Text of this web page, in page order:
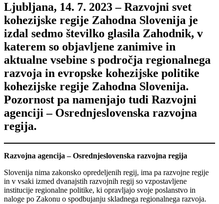
Ljubljana, 14. 7. 2023 – Razvojni svet
kohezijske regije Zahodna Slovenija je
izdal sedmo številko glasila Zahodnik, v
katerem so objavljene zanimive in
aktualne vsebine s področja regionalnega
razvoja in evropske kohezijske politike
kohezijske regije Zahodna Slovenija.
Pozornost pa namenjajo tudi Razvojni
agenciji – Osrednjeslovenska razvojna
regija.
Razvojna agencija – Osrednjeslovenska razvojna regija
Slovenija nima zakonsko opredeljenih regij, ima pa razvojne regije
in v vsaki izmed dvanajstih razvojnih regij so vzpostavljene
institucije regionalne politike, ki opravljajo svoje poslanstvo in
naloge po Zakonu o spodbujanju skladnega regionalnega razvoja.